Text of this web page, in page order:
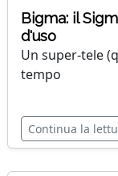
Bigma: il
d'uso
Un super-tele
tempo
Continua la